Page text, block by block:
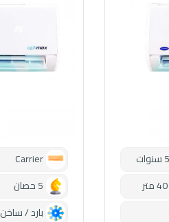
بارد / ساخن